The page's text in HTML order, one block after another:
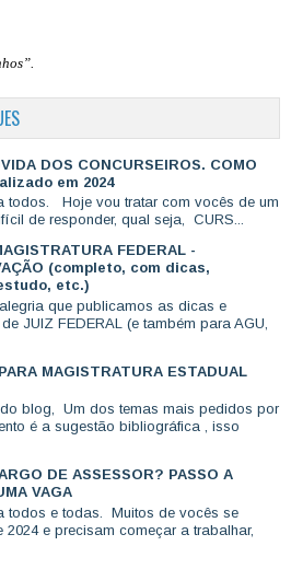
DOS CONCURSEIROS. COMO
em 2024
todos. Hoje vou tratar com vocês de um
de responder, qual seja, CURS...
FEDERAL -
(completo, com dicas,
etc.)
que publicamos as dicas e
JUIZ FEDERAL (e também para AGU,
MAGISTRATURA ESTADUAL
blog, Um dos temas mais pedidos por
é a sugestão bibliográfica , isso
DE ASSESSOR? PASSO A
VAGA
todos e todas. Muitos de vocês se
e precisam começar a trabalhar,